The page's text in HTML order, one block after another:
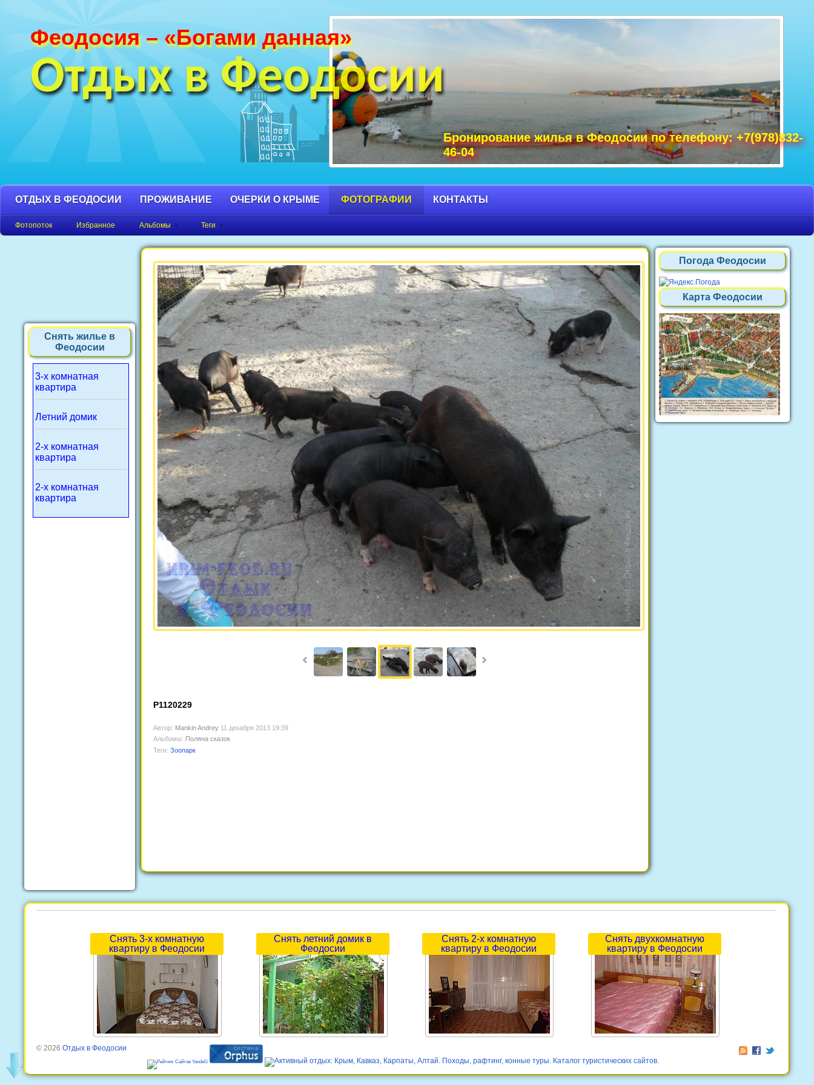
Феодосия – «Богами данная»
Отдых в Феодосии
Бронирование жилья в Феодосии по телефону: +7(978)832-
46-04
Фотографии Феодосии и Крыма. Пляжи Крыма фото, фото горы Крыма, Крым Судак фото, Крым фото Ялта, Крым фото
Феодосия, Орджоникидзе Крым фото, достопримечательности Крыма фото, море Крым фото, фото Нового Света, Крым
фото города, Крым фото Феодосия.
ОТДЫХ В ФЕОДОСИИ ПРОЖИВАНИЕ ОЧЕРКИ О КРЫМЕ ФОТОГРАФИИ КОНТАКТЫ
Фотопоток Избранное Альбомы Теги
Снять жилье в
Феодосии
3-х комнатная
квартира
Летний домик
2-х комнатная
квартира
2-х комнатная
квартира
Погода Феодосии
Карта Феодосии
P1120229
Автор: Mankin Andrey 11 декабря 2013 19:39
Альбомы: Поляна сказок
Теги: Зоопарк
Снять 3-х комнатную
квартиру в Феодосии
Снять летний домик в
Феодосии
Снять 2-х комнатную
квартиру в Феодосии
Снять двухкомнатную
квартиру в Феодосии
© 2026 Отдых в Феодосии